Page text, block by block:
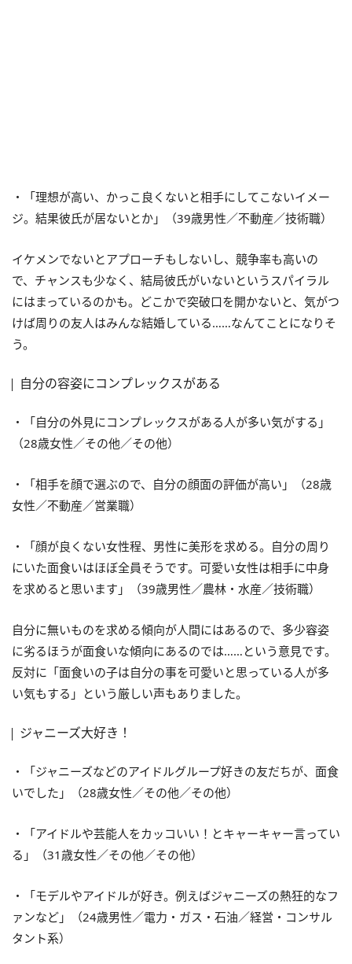
・「理想が高い、かっこ良くないと相手にしてこないイメー
ジ。結果彼氏が居ないとか」（39歳男性／不動産／技術職）
イケメンでないとアプローチもしないし、競争率も高いの
で、チャンスも少なく、結局彼氏がいないというスパイラル
にはまっているのかも。どこかで突破口を開かないと、気がつ
けば周りの友人はみんな結婚している……なんてことになりそ
う。
自分の容姿にコンプレックスがある
・「自分の外見にコンプレックスがある人が多い気がする」
（28歳女性／その他／その他）
・「相手を顔で選ぶので、自分の顔面の評価が高い」（28歳
女性／不動産／営業職）
・「顔が良くない女性程、男性に美形を求める。自分の周り
にいた面食いはほぼ全員そうです。可愛い女性は相手に中身
を求めると思います」（39歳男性／農林・水産／技術職）
自分に無いものを求める傾向が人間にはあるので、多少容姿
に劣るほうが面食いな傾向にあるのでは……という意見です。
反対に「面食いの子は自分の事を可愛いと思っている人が多
い気もする」という厳しい声もありました。
ジャニーズ大好き！
・「ジャニーズなどのアイドルグループ好きの友だちが、面食
いでした」（28歳女性／その他／その他）
・「アイドルや芸能人をカッコいい！とキャーキャー言ってい
る」（31歳女性／その他／その他）
・「モデルやアイドルが好き。例えばジャニーズの熱狂的なフ
ァンなど」（24歳男性／電力・ガス・石油／経営・コンサル
タント系）